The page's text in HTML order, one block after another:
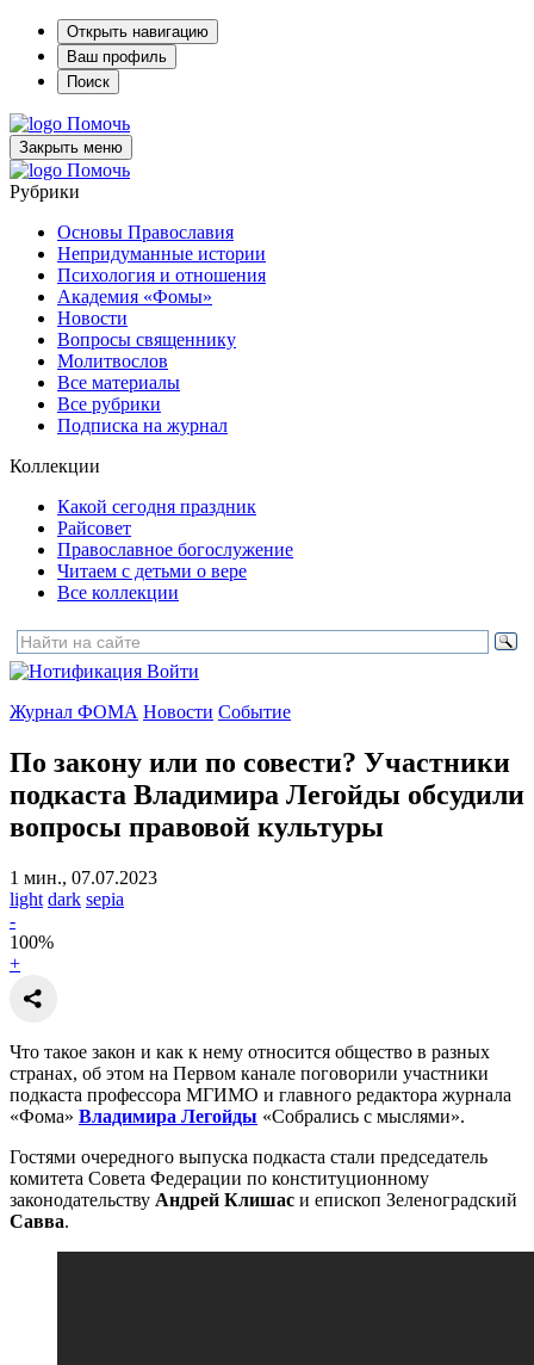
Открыть навигацию
Ваш профиль
Поиск
Помочь
Закрыть меню
Помочь
Рубрики
Основы Православия
Непридуманные истории
Психология и отношения
Академия «Фомы»
Новости
Вопросы священнику
Молитвослов
Все материалы
Все рубрики
Подписка на журнал
Коллекции
Какой сегодня праздник
Райсовет
Православное богослужение
Читаем с детьми о вере
Все коллекции
Войти
Журнал ФОМА Новости Событие
По закону или по совести? Участники
подкаста Владимира Легойды обсудили
вопросы правовой культуры
1 мин., 07.07.2023
light dark sepia
-
100%
+
Что такое закон и как к нему относится общество в разных
странах, об этом на Первом канале поговорили участники
подкаста профессора МГИМО и главного редактора журнала
«Фома» Владимира Легойды «Собрались с мыслями».
Гостями очередного выпуска подкаста стали председатель
комитета Совета Федерации по конституционному
законодательству Андрей Клишас и епископ Зеленоградский
Савва.